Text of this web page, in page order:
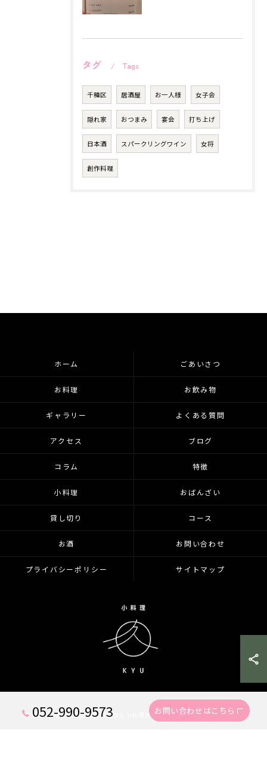
タグ Tags
千種区 居酒屋 お一人様 女子会
隠れ家 おつまみ 宴会 打ち上げ
日本酒 スパークリングワイン 女将
創作料理
052-990-9573 お問い合わせはこちら
ホーム ごあいさつ
お料理 お飲み物
ギャラリー よくある質問
アクセス ブログ
コラム 特徴
小料理 おばんざい
貸し切り コース
お酒 お問い合わせ
プライバシーポリシー サイトマップ
© 2026 愛知県千種区の居酒屋なら小料理久 KYU ALL RIGHTS RESERVED.